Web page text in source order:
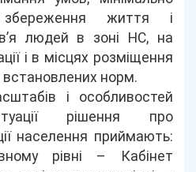
життя і
людей в зоні НС, на
і в місцях розміщення
встановлених норм.
і особливостей
рішення про
населення приймають:
рівні – Кабінет